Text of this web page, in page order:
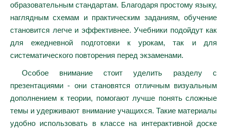
образовательным стандартам. Благодаря простому языку,
наглядным схемам и практическим заданиям, обучение
становится легче и эффективнее. Учебники подойдут как
для ежедневной подготовки к урокам, так и для
систематического повторения перед экзаменами.
Особое внимание стоит уделить разделу с
презентациями - они становятся отличным визуальным
дополнением к теории, помогают лучше понять сложные
темы и удерживают внимание учащихся. Такие материалы
удобно использовать в классе на интерактивной доске